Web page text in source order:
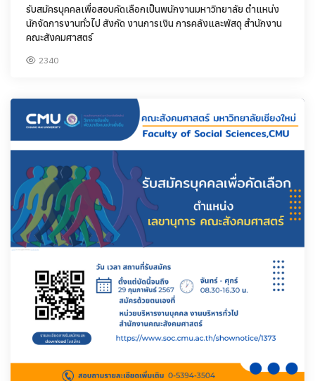
รับสมัครบุคคลเพื่อสอบคัดเลือกเป็นพนักงานมหาวิทยาลัย ตำแหน่ง
นักจัดการงานทั่วไป สังกัด งานการเงิน การคลังและพัสดุ สำนักงาน
คณะสังคมศาสตร์
2340